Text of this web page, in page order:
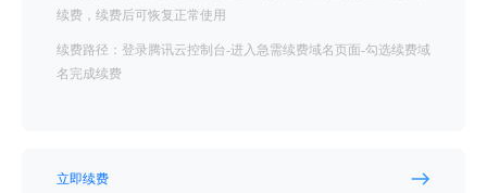
续费，续费后可恢复正常使用
续费路径：登录腾讯云控制台-进入急需续费域名页面-勾选续费域
名完成续费
立即续费